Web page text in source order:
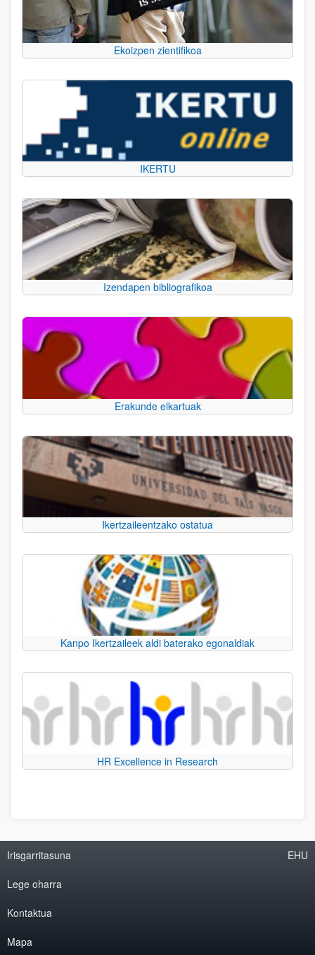
Ekoizpen zientifikoa
IKERTU
Izendapen bibliografikoa
Erakunde elkartuak
Ikertzaileentzako ostatua
Kanpo Ikertzaileek aldi baterako egonaldiak
HR Excellence in Research
Irisgarritasuna
Lege oharra
Kontaktua
Mapa
EHU